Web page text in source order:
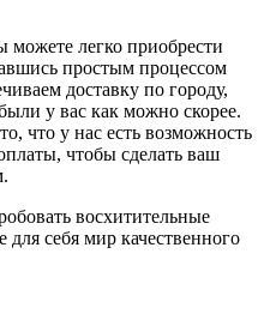
легко приобрести
простым процессом
доставку по городу,
у вас как можно скорее.
что у нас есть возможность
чтобы сделать ваш
восхитительные
себя мир качественного